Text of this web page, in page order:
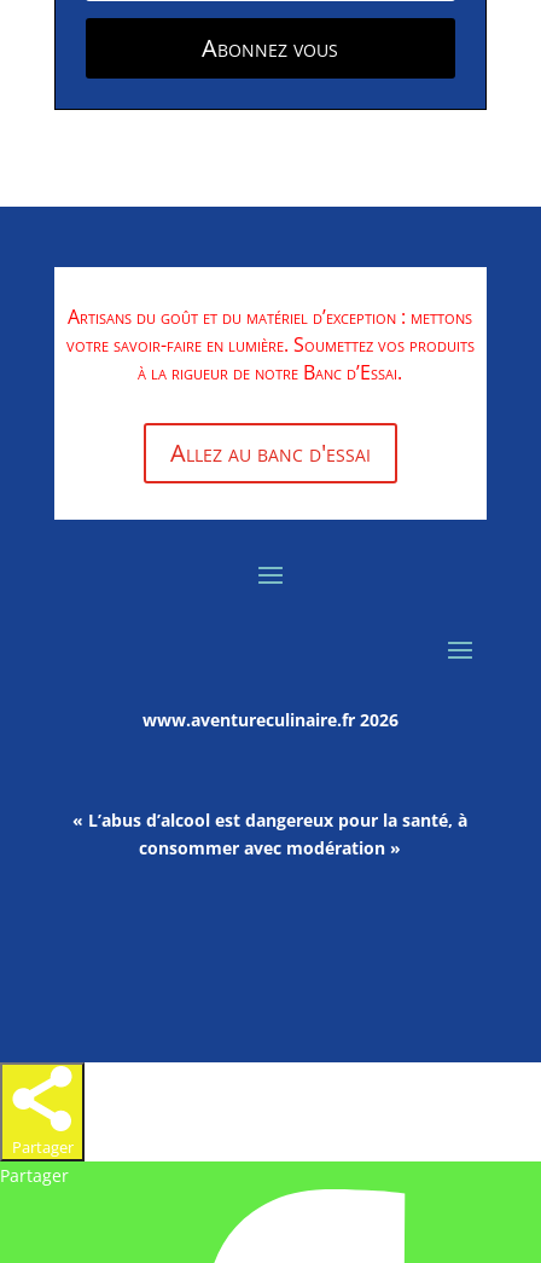
Abonnez vous
Artisans du goût et du matériel d’exception : mettons
votre savoir-faire en lumière. Soumettez vos produits
à la rigueur de notre Banc d’Essai.
Allez au banc d'essai
www.aventureculinaire.fr2026
« L’abus d’alcool est dangereux pour la santé, à
consommer avec modération »
Partager
Partager